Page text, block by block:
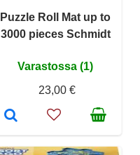
Puzzle Roll Mat up to
3000 pieces Schmidt
Varastossa (1)
23,00 €